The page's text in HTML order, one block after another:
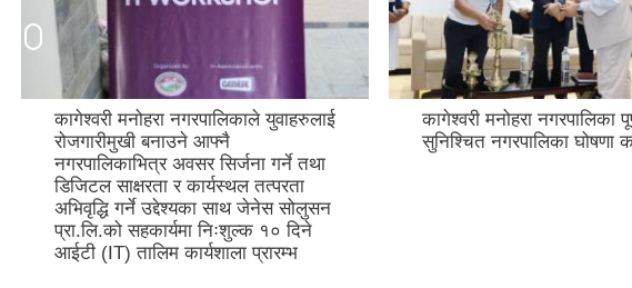
कागेश्वरी मनोहरा नगरपालिकाले युवाहरुलाई
रोजगारीमुखी बनाउने आफ्नै
नगरपालिकाभित्र अवसर सिर्जना गर्ने तथा
डिजिटल साक्षरता र कार्यस्थल तत्परता
अभिवृद्धि गर्ने उद्देश्यका साथ जेनेस सोलुसन
प्रा.लि.को सहकार्यमा निःशुल्क १० दिने
आईटी (IT) तालिम कार्यशाला प्रारम्भ
कागेश्वरी मनोहरा नगरपालिका
सुनिश्चित नगरपालिका घोषणा